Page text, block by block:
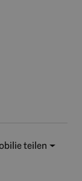
teilen